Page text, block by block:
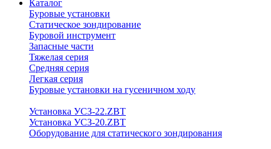
Каталог
Буровые установки
Статическое зондирование
Буровой инструмент
Запасные части
Тяжелая серия
Средняя серия
Легкая серия
Буровые установки на гусеничном ходу
Установка УСЗ-22.ZBT
Установка УСЗ-20.ZBT
Оборудование для статического зондирования